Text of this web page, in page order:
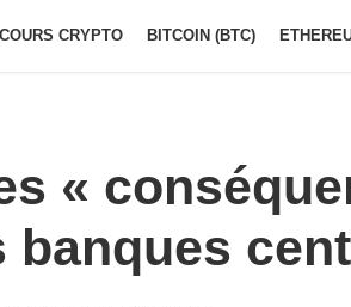
COURS CRYPTO BITCOIN (BTC)
«
banques